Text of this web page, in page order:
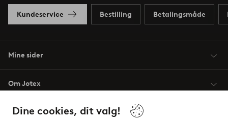
Dine cookies, dit valg!
Kundeservice Bestilling Betalingsmåde
Mine sider
Om Jotex
Vilkår